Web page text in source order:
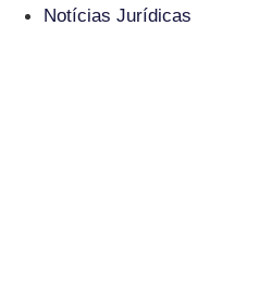
Notícias Jurídicas